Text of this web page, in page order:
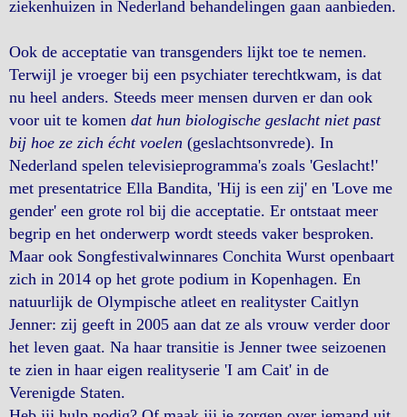
ziekenhuizen in Nederland behandelingen gaan aanbieden.
Ook de acceptatie van transgenders lijkt toe te nemen.
Terwijl je vroeger bij een psychiater terechtkwam, is dat
nu heel anders. Steeds meer mensen durven er dan ook
voor uit te komen dat hun biologische geslacht niet past
bij hoe ze zich écht voelen (geslachtsonvrede). In
Nederland spelen televisieprogramma's zoals 'Geslacht!'
met presentatrice Ella Bandita, 'Hij is een zij' en 'Love me
gender' een grote rol bij die acceptatie. Er ontstaat meer
begrip en het onderwerp wordt steeds vaker besproken.
Maar ook Songfestivalwinnares Conchita Wurst openbaart
zich in 2014 op het grote podium in Kopenhagen. En
natuurlijk de Olympische atleet en realityster Caitlyn
Jenner: zij geeft in 2005 aan dat ze als vrouw verder door
het leven gaat. Na haar transitie is Jenner twee seizoenen
te zien in haar eigen realityserie 'I am Cait' in de
Verenigde Staten.